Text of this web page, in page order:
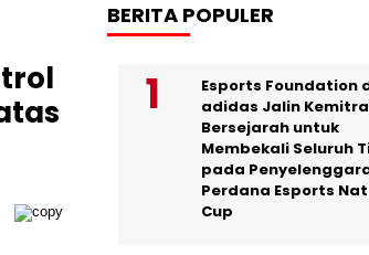
BERITA POPULER
Esports Foundation
adidas Jalin
Bersejarah untuk
Membekali Seluruh
pada
Perdana Esports
Cup